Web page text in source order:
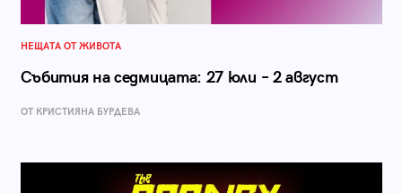
НЕЩАТА ОТ ЖИВОТА
Събития на седмицата: 27 юли – 2 август
ОТ КРИСТИЯНА БУРДЕВА